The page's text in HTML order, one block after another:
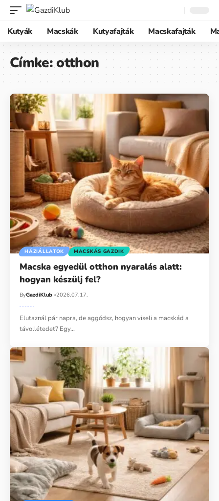
Kutyák Macskák Kutyafajták Macskafajták
Címke:otthon
HÁZIÁLLATOK MACSKÁS GAZDIK
Macska egyedül otthon nyaralás alatt:
hogyan készülj fel?
ByGazdiKlub 2026.07.17.
Elutaznál pár napra, de aggódsz, hogyan viseli a macskád a
távollétedet? Egy…